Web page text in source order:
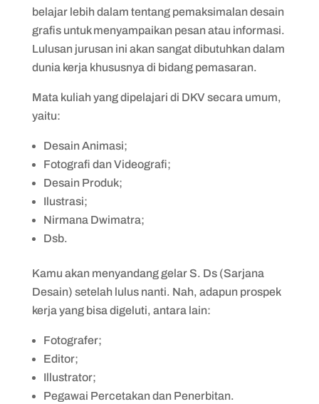
belajar lebih dalam tentang pemaksimalan desain
grafis untuk menyampaikan pesan atau informasi.
Lulusan jurusan ini akan sangat dibutuhkan dalam
dunia kerja khususnya di bidang pemasaran.
Mata kuliah yang dipelajari di DKV secara umum,
yaitu:
Desain Animasi;
Fotografi dan Videografi;
Desain Produk;
Ilustrasi;
Nirmana Dwimatra;
Dsb.
Kamu akan menyandang gelar S. Ds (Sarjana
Desain) setelah lulus nanti. Nah, adapun prospek
kerja yang bisa digeluti, antara lain:
Fotografer;
Editor;
Illustrator;
Pegawai Percetakan dan Penerbitan.